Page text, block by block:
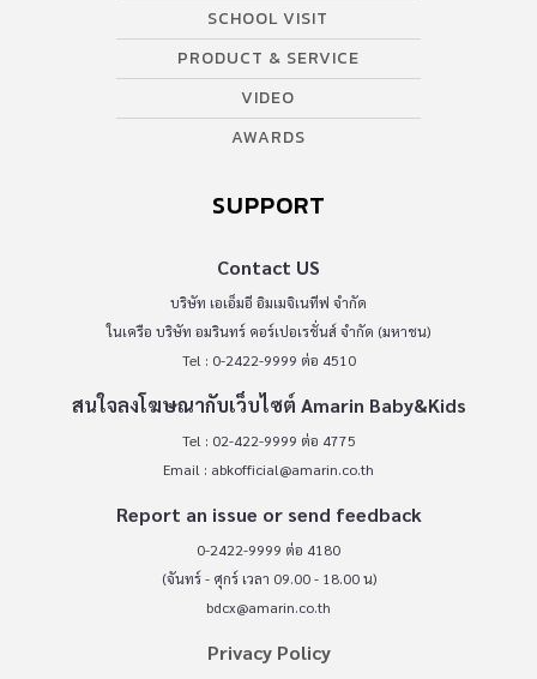
SCHOOL VISIT
PRODUCT & SERVICE
VIDEO
AWARDS
SUPPORT
Contact US
บริษัท เอเอ็มอี อิมเมจิเนทีฟ จำกัด
ในเครือ บริษัท อมรินทร์ คอร์เปอเรชั่นส์ จำกัด (มหาชน)
Tel : 0-2422-9999 ต่อ 4510
สนใจลงโฆษณากับเว็บไซต์ Amarin Baby&Kids
Tel : 02-422-9999 ต่อ 4775
Email : abkofficial@amarin.co.th
Report an issue or send feedback
0-2422-9999 ต่อ 4180
(จันทร์ - ศุกร์ เวลา 09.00 - 18.00 น)
bdcx@amarin.co.th
Privacy Policy